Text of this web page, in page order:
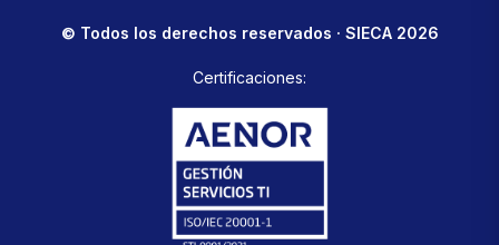
© Todos los derechos reservados · SIECA 2026
Certificaciones: